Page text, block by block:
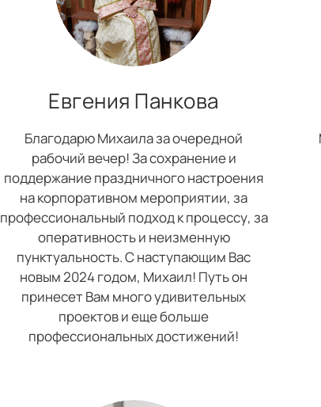
Евгения Панкова
Благодарю Михаила за очередной
рабочий вечер! За сохранение и
поддержание праздничного настроения
на корпоративном мероприятии, за
профессиональный подход к процессу, за
оперативность и неизменную
пунктуальность. С наступающим Вас
новым 2024 годом, Михаил! Путь он
принесет Вам много удивительных
проектов и еще больше
профессиональных достижений!